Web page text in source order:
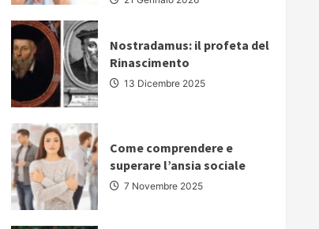
autorevolezza
e
convincere
il
proprio
pubblico
Nostradamus: il profeta del
Rinascimento
13 Dicembre 2025
Come comprendere e
superare l’ansia sociale
7 Novembre 2025